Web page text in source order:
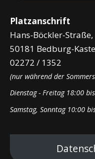
Platzanschrift
Hans-Böckler-Straße,
50181 Bedburg-
02272 / 1352
(nur während der
Dienstag - Freitag 18:00
Samstag, Sonntag 10:00